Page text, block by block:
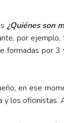
¿Quiénes son
por
formadas por
en ese
los